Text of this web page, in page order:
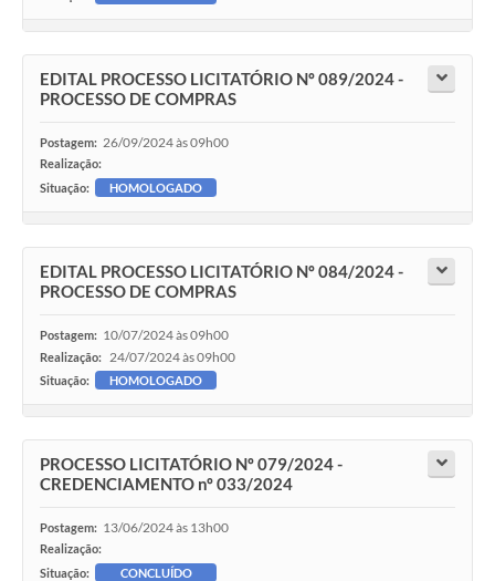
EDITAL PROCESSO LICITATÓRIO Nº 089/2024 -
PROCESSO DE COMPRAS
Postagem: 26/09/2024 às 09h00
Realização:
Situação:
HOMOLOGADO
EDITAL PROCESSO LICITATÓRIO Nº 084/2024 -
PROCESSO DE COMPRAS
Postagem: 10/07/2024 às 09h00
Realização: 24/07/2024 às 09h00
Situação: HOMOLOGADO
PROCESSO LICITATÓRIO Nº 079/2024 -
CREDENCIAMENTO nº 033/2024
Postagem: 13/06/2024 às 13h00
Realização:
Situação:
CONCLUÍDO